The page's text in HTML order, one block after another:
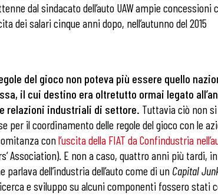
dal sindacato dell’auto UAW ampie
dei salari cinque anni dopo, nell’autunno del 2015
del gioco non poteva più essere quello
il cui destino era oltretutto ormai legato
relazioni industriali di settore. Tuttavia ciò non
per il coordinamento delle regole del gioco con le
conl’uscita della FIAT da Confindustria
Association). E non a caso, quattro anni più tardi,
dell’industria dell’auto come di un Capital
e sviluppo su alcuni componenti fossero stati